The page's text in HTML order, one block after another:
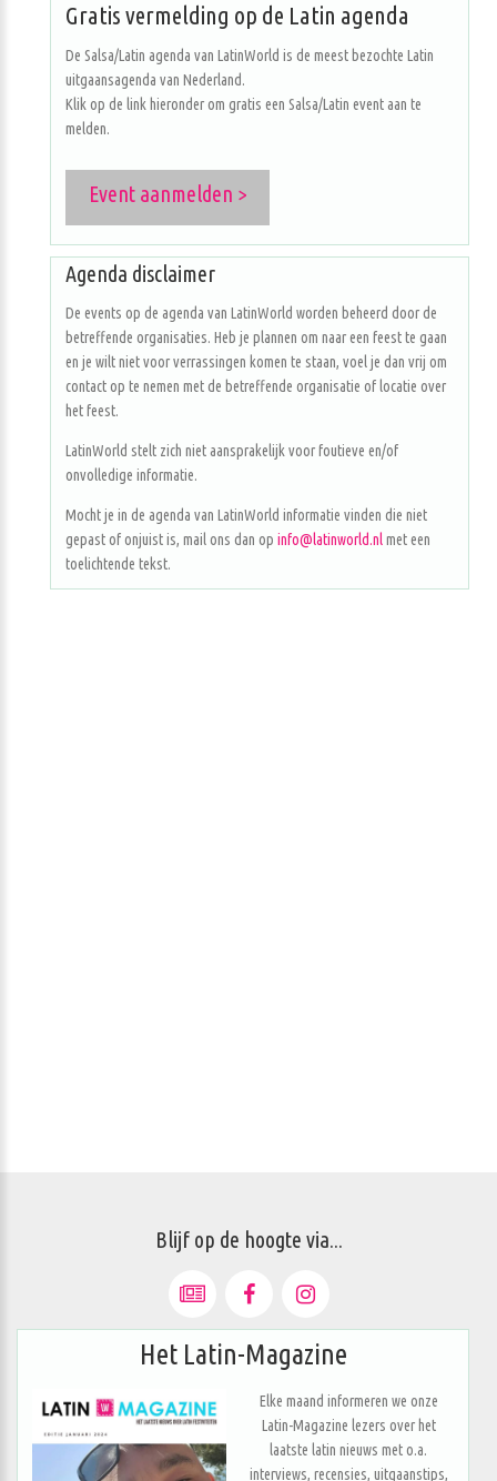
Gratis vermelding op de Latin agenda
De Salsa/Latin agenda van LatinWorld is de meest bezochte Latin
uitgaansagenda van Nederland.
Klik op de link hieronder om gratis een Salsa/Latin event aan te
melden.
Event aanmelden >
Agenda disclaimer
De events op de agenda van LatinWorld worden beheerd door de
betreffende organisaties. Heb je plannen om naar een feest te gaan
en je wilt niet voor verrassingen komen te staan, voel je dan vrij om
contact op te nemen met de betreffende organisatie of locatie over
het feest.
LatinWorld stelt zich niet aansprakelijk voor foutieve en/of
onvolledige informatie.
Mocht je in de agenda van LatinWorld informatie vinden die niet
gepast of onjuist is, mail ons dan op info@latinworld.nlmet een
toelichtende tekst.
Blijf op de hoogte via...
Het Latin-Magazine
Elke maand informeren we onze
Latin-Magazine lezers over het
laatste latin nieuws met o.a.
interviews, recensies, uitgaanstips,